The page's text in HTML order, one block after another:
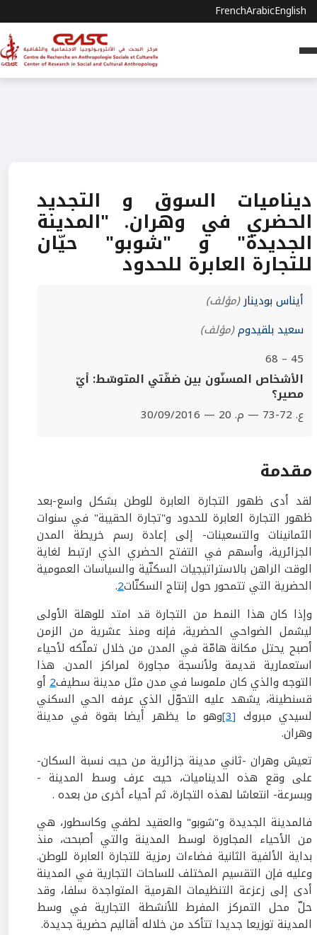
FrenchArabicEnglish
ديناميات السوق و التجديد
الحضري في وهران. "المدينة
الجديدة" و "شوبو" حيّان
للتجارة العابرة للحدود
أيناس بودينار(مؤلف)
سعيد بلقيدوم(مؤلف)
45 – 68
الأشخاص المسنّون بين ضفّتي المتوسّط: أيّ
مصير؟
ع. 72-73 — م. 20 — 30/09/2016
مقدمة
لقد أدى ظهور التجارة العابرة للوطن بشكل واسع-بعد
ظهور التجارة العابرة للحدود و"تجارة الحقيبة" في سنوات
الثمانينات والتسعينات- إلى إعادة رسم خريطة المدن
الجزائرية، وأسهم في التفتح الحضري الذي ارتبط لغاية
الوقت الراهن بالاستراتيجيات السكنّية والسياسات العمومية
الحضرية التي تتمحور حول إنتاج السكنّات2
.
وإذا كان هذا النمط من التجارة قد امتد للوهلة الأولى
ليشمل الضواحي الحضرية، فإنه ومنذ عشرية من الزمن
أصبح يحتل مكانة هامّة في المدن من خلال تملّكه لأحياء
استعمارية قديمة ولأنسجة مجاورة لمراكز المدن. هذا
التوجه والذي كان ملموسا في مدن مثل مدينة سطيف2أو
قسنطينة، يشهد عليه التحوّل الذي عرفه الحي السكني
لسيدي مبروك [3] وهو ما يظهر أيضا بقوة في مدينة
وهران.
تعيش وهران -ثاني مدينة جزائرية من حيث نسبة السكان-
على وقع هذه الديناميات، حيث عرف وسط المدينة -
وبسرعة- انتعاشا لهذه التجارة، ثم أحياء أخرى من بعده .
فالمدينة الجديدة و"شوبو" والعقيد لطفي وكاسطور، هي
من الأحياء المجاورة لوسط المدينة والتي أصبحت، منذ
بداية الألفية الثانية فضاءات رمزية للتجارة العابرة للوطن.
وعليه فإن التقسيم المختلف للساحات التجارية في المدينة
أدى إلى زعزعة التنظيمات الهرمية المتواجدة سلفا، وقد
حلّ محل التمركز المفرط للأنشطة التجارية في وسط
المدينة توزيعا جديدا تتأكد من خلاله أقاليم حضرية جديدة.